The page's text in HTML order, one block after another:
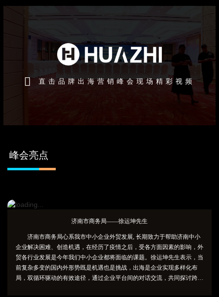
直击品牌出海营销峰会现场精彩视频
峰会亮点
济南市商务局——徐运坤先生
济南市商务局心系我市中小企业外贸发展, 长期致力于帮助济南中小
企业解决困难、创造机遇，在经历了疫情之后，受各方面因素的影响，外
贸各行业发展是今年我们中小企业都将面临的课题。徐运坤先生表示，当
前复杂多变的国内外形势既是机遇也是挑战，出海是企业实现多样化布
局，双循环驱动的有效途径，通过企业平台间的对话交流，共同探讨跨境